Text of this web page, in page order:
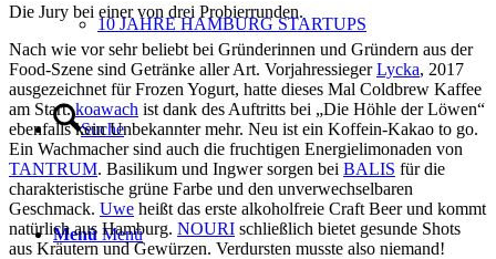
10 JAHRE HAMBURG STARTUPS
Suche
Menü Menü
Die Jury bei einer von drei Probierrunden.
Nach wie vor sehr beliebt bei Gründerinnen und Gründern aus der
Food-Szene sind Getränke aller Art. VorjahressiegerLycka, 2017
ausgezeichnet für Frozen Yogurt, hatte dieses Mal Coldbrew Kaffee
am Start.koawach ist dank des Auftritts bei „Die Höhle der Löwen“
ebenfalls kein Unbekannter mehr. Neu ist ein Koffein-Kakao to go.
Ein Wachmacher sind auch die fruchtigen Energielimonaden von
TANTRUM. Basilikum und Ingwer sorgen bei BALIS für die
charakteristische grüne Farbe und den unverwechselbaren
Geschmack. Uwe heißt das erste alkoholfreie Craft Beer und kommt
natürlich aus Hamburg. NOURI schließlich bietet gesunde Shots
aus Kräutern und Gewürzen. Verdursten musste also niemand!